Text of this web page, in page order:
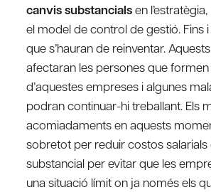
canvis substancialsen
el model de control de gestió. Fins i
que s’hauran de reinventar.
afectaran les persones que
d’aquestes empreses i algunes
podran continuar-hi treballant. Els
acomiadaments en aquests
sobretot per reduir costos
substancial per evitar que les
una situació límit on ja només els